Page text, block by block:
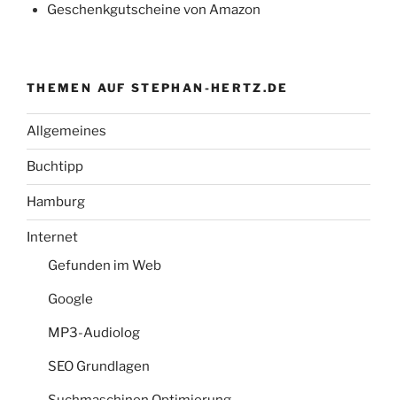
Geschenkgutscheine von Amazon
THEMEN AUF STEPHAN-HERTZ.DE
Allgemeines
Buchtipp
Hamburg
Internet
Gefunden im Web
Google
MP3-Audiolog
SEO Grundlagen